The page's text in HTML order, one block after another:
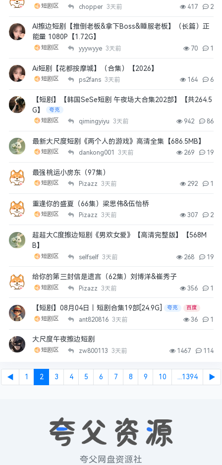
短剧区 chopper 3天前 417 2
AI擦边短剧【推倒老板&拿下Boss&睡服老板】（长篇）正
能量 1080P【1.72G】
短剧区 yyywyye 3天前 70 1
Ai短剧【花都按摩城】（合集）【2026】
短剧区 ps2fans 3天前 164 6
【短剧】【韩国SeSe短剧 午夜场大合集202部】【共264.5
G】
夸克
短剧区 qimingyiyu 3天前 942 86
最新大尺度短剧《两个人的游戏》高清全集【686.5MB】
短剧区 dankong001 3天前 269 19
最强桃运小房东（97集）
短剧区 Pizazz 3天前 292 1
重逢你的盛夏（66集）梁思伟&伍怡桥
短剧区 Pizazz 3天前 307 2
超超大C度擦边短剧《男欢女爱》【高清完整版】【568M
B】
短剧区 selfself 3天前 268 19
给你的第三封信是遗言（62集）刘博洋&崔秀子
短剧区 Pizazz 3天前 356 1
【短剧】08月04日丨短剧合集19部[24.9G] 夸克 百度
短剧区 ant820816 3天前 36 1
大尺度午夜擦边短剧
短剧区 zw800113 3天前 1467 114
◀ 1 2 3 4 5 6 7 8 9 10 ...1394 ▶
夸父网盘资源社